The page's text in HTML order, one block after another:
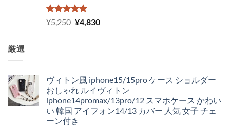
5段階中
5.00
の評価
¥5,250 元
¥5,250
で
し
た。
¥4,830現
¥4,830
で
す。
厳選
ヴィトン風 iphone15/15pro ケース ショルダー
おしゃれ ルイヴィトン
iphone14promax/13pro/12 スマホケース かわい
い 韓国 アイフォン14/13 カバー 人気 女子 チェ
ーン付き